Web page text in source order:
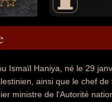
Ismaïl Haniya, né le 29
ainsi que le chef
ministre de l'Autorité